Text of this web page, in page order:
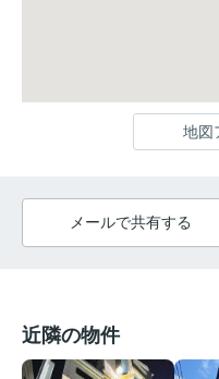
地図
メールで共有する
近隣の物件